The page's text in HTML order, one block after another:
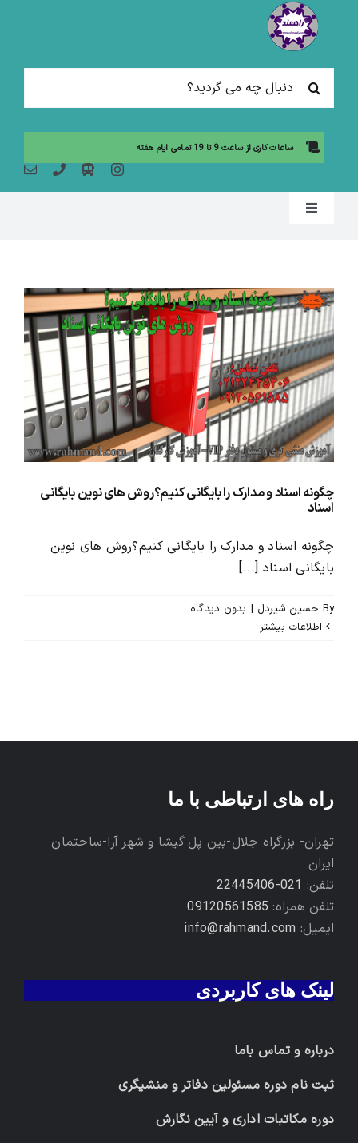
جستجو
برای:
ساعات کاری از ساعت 9 تا 19 تمامی ایام هفته
Toggle
مقالات آموزشی
آموزش حضوری (لیست دوره ها)
محصولات و بسته های آموزشیVIP
درباره ما و تماس با ما
چگونه اسناد و مدارک را بایگانی کنیم؟روش های نوین بایگانی
اسناد
چگونه اسناد و مدارک را بایگانی کنیم؟روش های نوین
بایگانی اسناد [...]
By حسین شیردل | بدون ديدگاه
اطلاعات بیشتر
راه های ارتباطی با ما
تهران- بزرگراه جلال-بین پل گیشا و شهر آرا-ساختمان
ایران
تلفن: 021-22445406
تلفن همراه: 09120561585
ایمیل: info@rahmand.com
لینک های کاربردی
درباره و تماس باما
ثبت نام دوره مسئولین دفاتر و منشیگری
دوره مکاتبات اداری و آیین نگارش